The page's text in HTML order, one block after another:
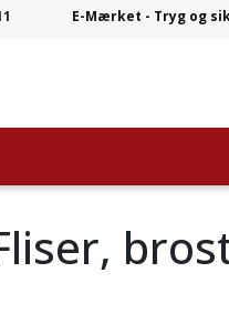
E-Mærket - Tryg og